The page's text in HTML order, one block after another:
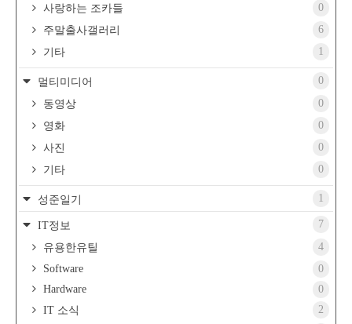
사랑하는 조카들
0
주말출사갤러리
6
기타
1
멀티미디어
0
동영상
0
영화
0
사진
0
기타
0
성준일기 1
IT정보
7
유용한유틸
4
Software
0
Hardware
0
IT 소식
2